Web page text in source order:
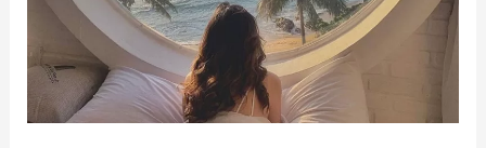
chưa
từng